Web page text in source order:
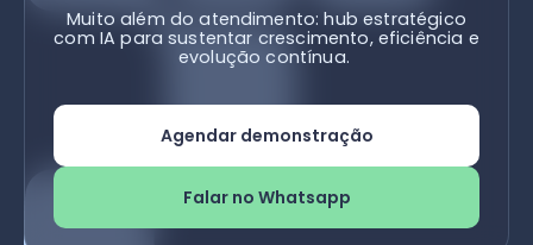
Muito além do atendimento: hub estratégico
com IA para sustentar crescimento, eficiência e
evolução contínua.
Agendar demonstração
Falar no Whatsapp